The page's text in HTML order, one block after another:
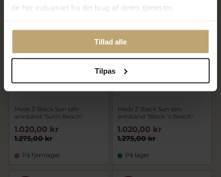
de har indsamlet fra din brug af deres tjenester.
Tillad alle
Tilpas
Mads Z Black Sun sølv
armbånd "Surin Beach"
1.275,00 kr
1.020,00 kr
På fjernlager
Mads Z Black Sun sølv
armbånd "Black´s Beach"
1.275,00 kr
1.020,00 kr
På lager